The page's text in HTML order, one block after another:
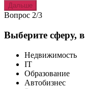
Дальше
Вопрос 2/3
Выберите сферу,
Недвижимость
IT
Образование
Автобизнес